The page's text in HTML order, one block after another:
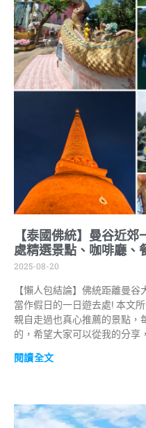
【泰國佛統】曼谷近
處精選景點、咖啡廳、
2025-08-20
【懶人包結論】佛統距離曼
當作假日的一日遊去處! 本文
親自走過也真心推薦的景點，
的，希望大家可以從我的分享
閱讀全文